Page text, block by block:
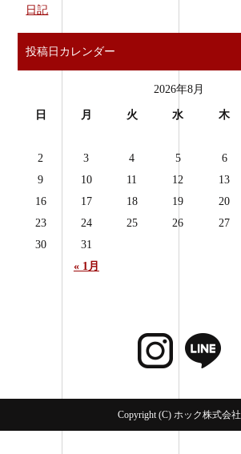
日記
投稿日カレンダー
2026年8月
日 月 火 水 木
« 1月
2
3 4 5 6
9
10 11 12 13
16
17 18 19 20
23
24 25 26 27
30
31
Copyright (C) ホック株式会社